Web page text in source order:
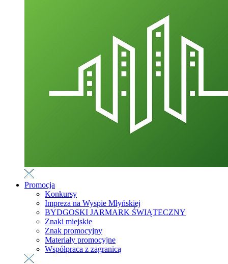
Promocja
Konkursy
Impreza na Wyspie Młyńskiej
BYDGOSKI JARMARK ŚWIĄTECZNY
Znaki miejskie
Znak promocyjny
Materiały promocyjne
Współpraca z zagranicą